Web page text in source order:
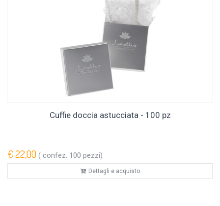
Cuffie doccia astucciata - 100 pz
€ 22,00 ( confez. 100 pezzi)
Dettagli e acquisto